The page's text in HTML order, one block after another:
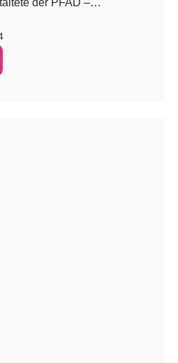
der PFAD –
und Adoptivfamilien
Aktionstag. Der
diesmal Köln, wo das
professionell eine